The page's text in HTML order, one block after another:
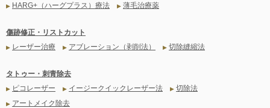
▶ HARG+（ハーグプラス）療法 ▶ 薄毛治療薬
傷跡修正・リストカット
▶ レーザー治療 ▶ アブレーション（剥削法） ▶ 切除縫縮法
タトゥー・刺青除去
▶ ピコレーザー ▶ イージークイックレーザー法 ▶ 切除法
▶ アートメイク除去